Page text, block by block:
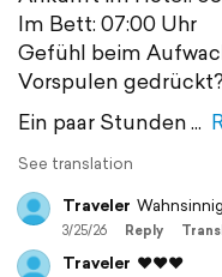
Im Bett: 07:00 Uhr
Gefühl beim
Vorspulen
Ein paar Stunden
See translation
Traveler
3/25/26 Reply
Traveler ❤️❤️❤️